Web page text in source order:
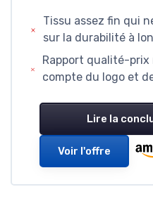
Tissu assez fin qui
sur la durabilité à
Rapport qualité-
compte du logo et
Lire la
Voir l'offre